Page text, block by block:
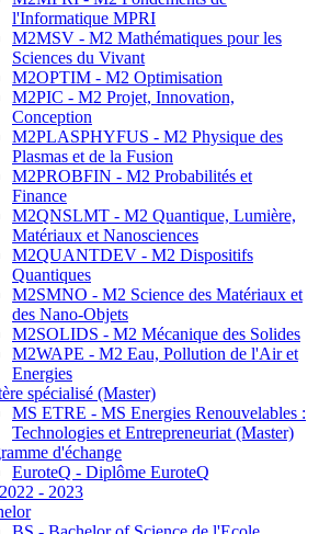
l'Informatique MPRI
M2MSV - M2 Mathématiques pour les
Sciences du Vivant
M2OPTIM - M2 Optimisation
M2PIC - M2 Projet, Innovation,
Conception
M2PLASPHYFUS - M2 Physique des
Plasmas et de la Fusion
M2PROBFIN - M2 Probabilités et
Finance
M2QNSLMT - M2 Quantique, Lumière,
Matériaux et Nanosciences
M2QUANTDEV - M2 Dispositifs
Quantiques
M2SMNO - M2 Science des Matériaux et
des Nano-Objets
M2SOLIDS - M2 Mécanique des Solides
M2WAPE - M2 Eau, Pollution de l'Air et
Energies
spécialisé (Master)
MS ETRE - MS Energies Renouvelables :
Technologies et Entrepreneuriat (Master)
d'échange
EuroteQ - Diplôme EuroteQ
- 2023